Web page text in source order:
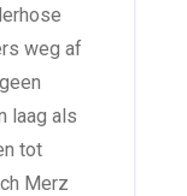
weg af
laag als
tot
Merz